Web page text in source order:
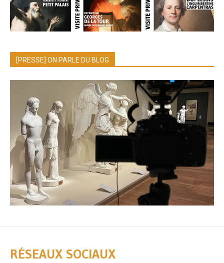
[PRESSE] ON PARLE DU BLOG
RÉSEAUX SOCIAUX